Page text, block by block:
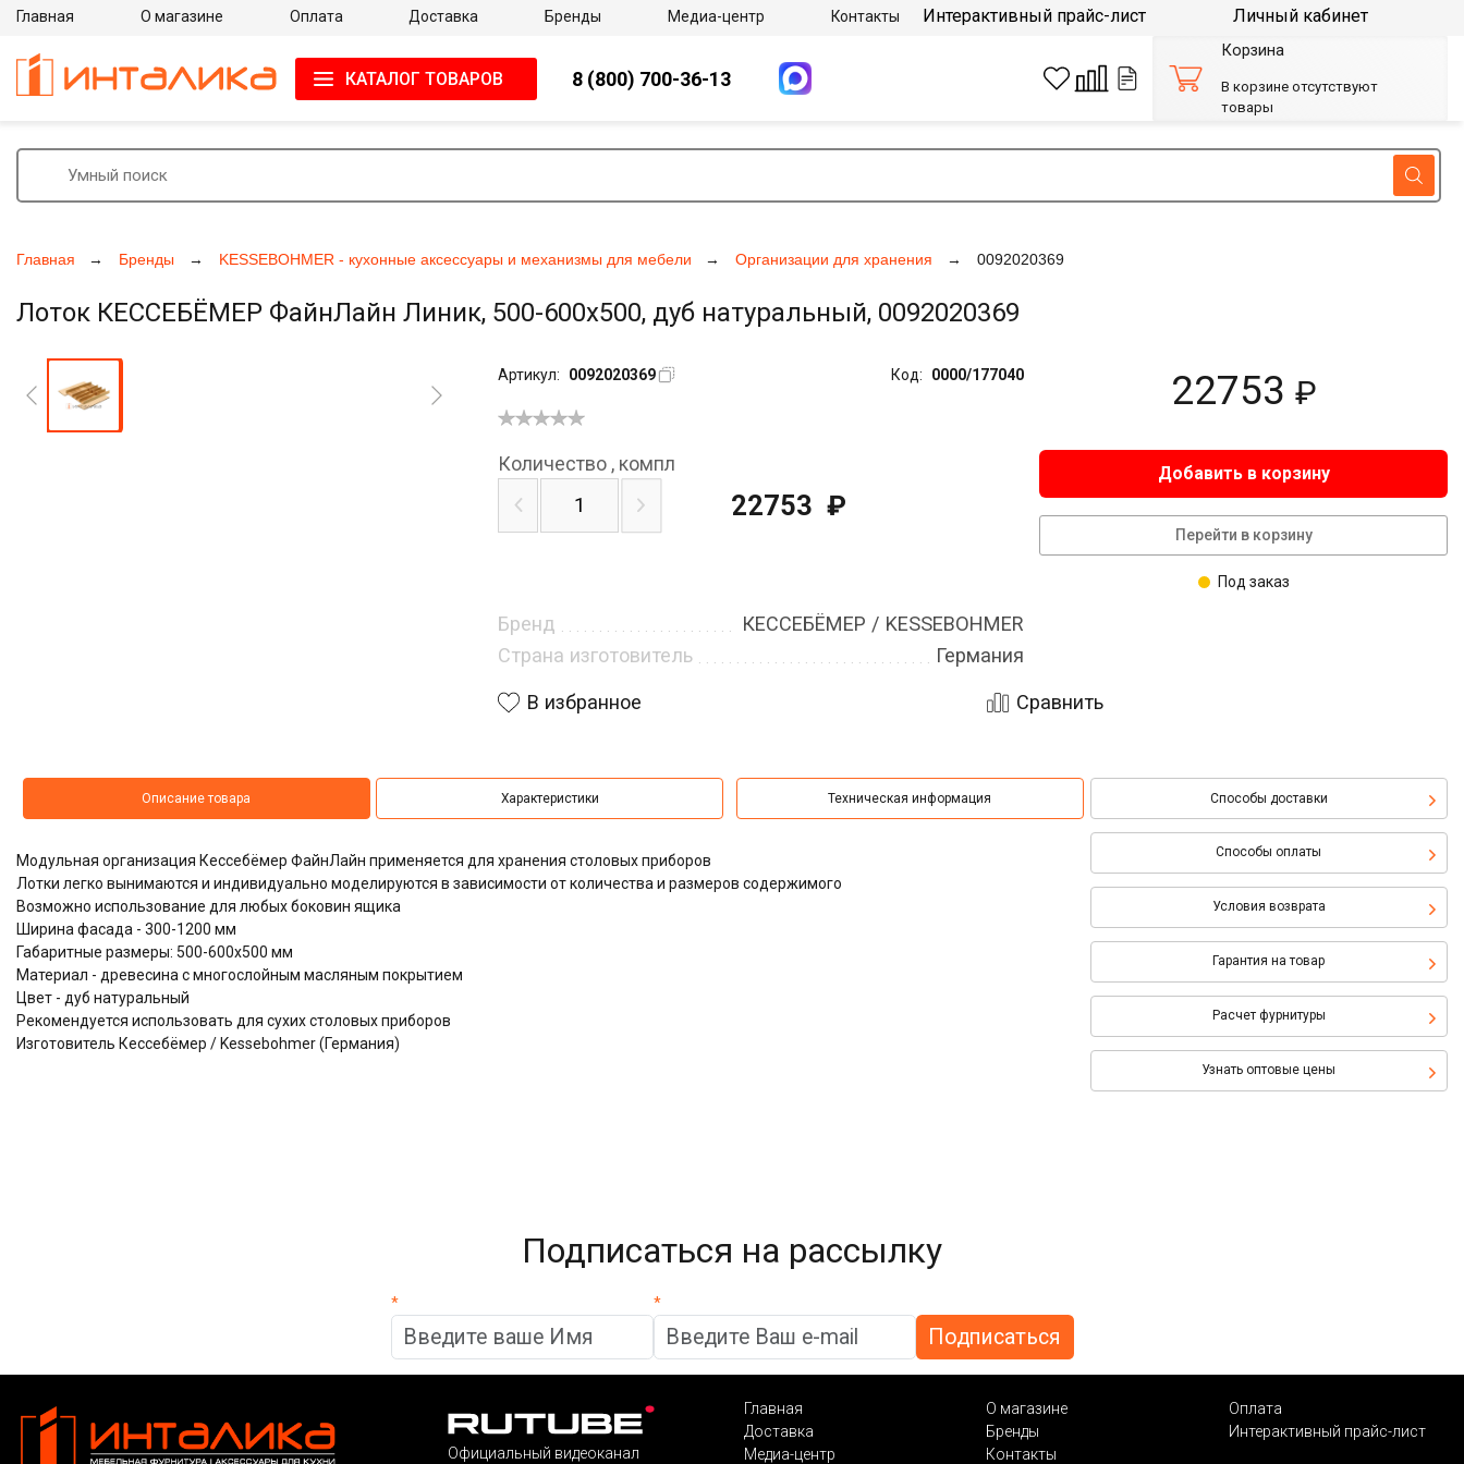
Главная Бренды KESSEBOHMER - кухонные аксессуары и механизмы для мебели Организации для хранения 0092020369
Лоток КЕССЕБЁМЕР ФайнЛайн Линик, 500-600х500, дуб натуральный, 0092020369
Артикул: 0092020369 Код: 0000/177040 22753 ₽
Бренд
КЕССЕБЁМЕР / KESSEBOHMER
Страна изготовитель
Германия
Количество , компл
22753 ₽
Добавить в корзину
Перейти в корзину
Под заказ
В избранное Сравнить
Описание товара Характеристики Техническая информация Способы доставки
Способы оплаты
Условия возврата
Гарантия на товар
Расчет фурнитуры
Узнать оптовые цены
Модульная организация Кессебёмер ФайнЛайн применяется для хранения столовых приборов
Лотки легко вынимаются и индивидуально моделируются в зависимости от количества и размеров содержимого
Возможно использование для любых боковин ящика
Ширина фасада - 300-1200 мм
Габаритные размеры: 500-600х500 мм
Материал - древесина с многослойным масляным покрытием
Цвет - дуб натуральный
Рекомендуется использовать для сухих столовых приборов
Изготовитель Кессебёмер / Kessebohmer (Германия)
Главная О магазине Оплата Доставка Бренды Медиа-центр Контакты Интерактивный прайс-лист Личный кабинет
КАТАЛОГ ТОВАРОВ 8 (800) 700-36-13
Корзина
В корзине отсутствуют
товары
Подписаться на рассылку
* *
Официальный видеоканал
Главная О магазине
Оплата
Доставка
Бренды
Интерактивный прайс-лист
Медиа-центр
Контакты